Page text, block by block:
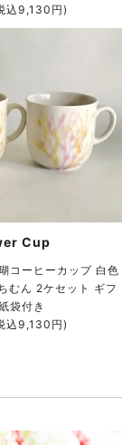
込9,130円)
Cup
コーヒーカップ 白色
むん 2ケセット ギフ
袋付き
込9,130円)